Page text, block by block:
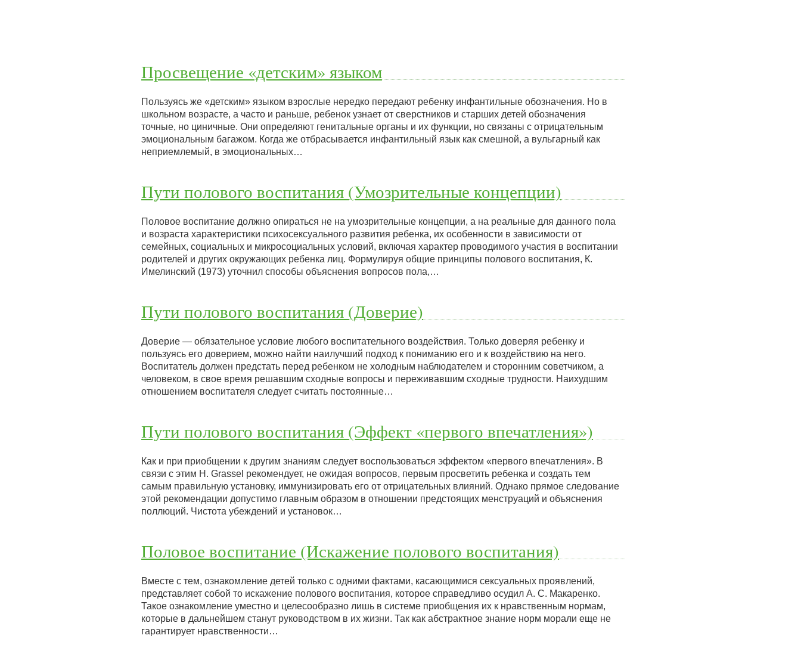
Просвещение «детским» языком
Пользуясь же «детским» языком взрослые нередко передают ребенку инфантильные обозначения. Но в
школьном возрасте, а часто и раньше, ребенок узнает от сверстников и старших детей обозначения
точные, но циничные. Они определяют генитальные органы и их функции, но связаны с отрицательным
эмоциональным багажом. Когда же отбрасывается инфантильный язык как смешной, а вульгарный как
неприемлемый, в эмоциональных…
Пути полового воспитания (Умозрительные концепции)
Половое воспитание должно опираться не на умозрительные концепции, а на реальные для данного пола
и возраста характеристики психосексуального развития ребенка, их особенности в зависимости от
семейных, социальных и микросоциальных условий, включая характер проводимого участия в воспитании
родителей и других окружающих ребенка лиц. Формулируя общие принципы полового воспитания, К.
Имелинский (1973) уточнил способы объяснения вопросов пола,…
Пути полового воспитания (Доверие)
Доверие — обязательное условие любого воспитательного воздействия. Только доверяя ребенку и
пользуясь его доверием, можно найти наилучший подход к пониманию его и к воздействию на него.
Воспитатель должен предстать перед ребенком не холодным наблюдателем и сторонним советчиком, а
человеком, в свое время решавшим сходные вопросы и переживавшим сходные трудности. Наихудшим
отношением воспитателя следует считать постоянные…
Пути полового воспитания (Эффект «первого впечатления»)
Как и при приобщении к другим знаниям следует воспользоваться эффектом «первого впечатления». В
связи с этим Н. Grassel рекомендует, не ожидая вопросов, первым просветить ребенка и создать тем
самым правильную установку, иммунизировать его от отрицательных влияний. Однако прямое следование
этой рекомендации допустимо главным образом в отношении предстоящих менструаций и объяснения
поллюций. Чистота убеждений и установок…
Половое воспитание (Искажение полового воспитания)
Вместе с тем, ознакомление детей только с одними фактами, касающимися сексуальных проявлений,
представляет собой то искажение полового воспитания, которое справедливо осудил А. С. Макаренко.
Такое ознакомление уместно и целесообразно лишь в системе приобщения их к нравственным нормам,
которые в дальнейшем станут руководством в их жизни. Так как абстрактное знание норм морали еще не
гарантирует нравственности…